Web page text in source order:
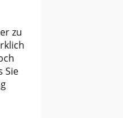
zu
Sie